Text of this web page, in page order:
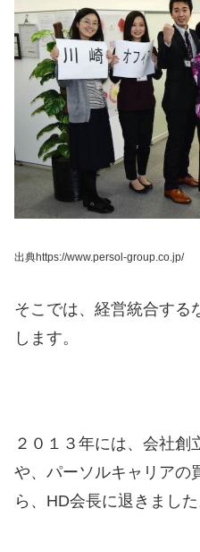
出典https://www.persol-group.co.jp/
そこでは、経営統合する
します。
２０１３年には、会社創
や、パーソルキャリアの
ら、HD会長に退きました